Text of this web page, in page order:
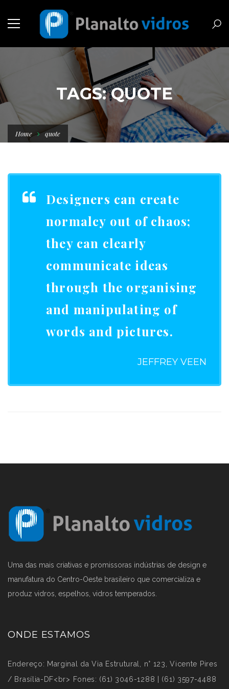
TAGS: QUOTE
Home quote
Designers can create
normalcy out of chaos;
they can clearly
communicate ideas
through the organising
and manipulating of
words and pictures.
JEFFREY VEEN
Uma das mais criativas e promissoras indústrias de design e
manufatura do Centro-Oeste brasileiro que comercializa e
produz vidros, espelhos, vidros temperados.
ONDE ESTAMOS
Endereço: Marginal da Via Estrutural, n° 123, Vicente Pires
/ Brasília-DF<br> Fones: (61) 3046-1288 | (61) 3597-4488